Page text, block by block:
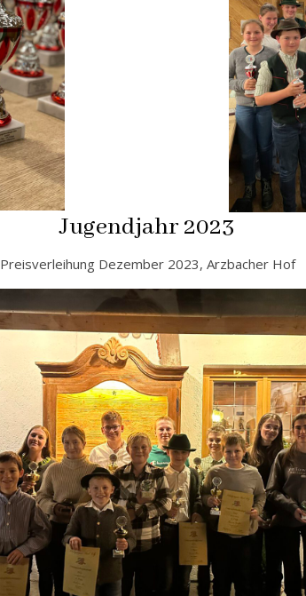
Jugendjahr 2023
Preisverleihung Dezember 2023, Arzbacher Hof